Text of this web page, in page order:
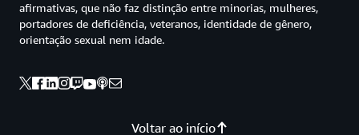
Voltar ao início
afirmativas, que não faz distinção entre minorias, mulheres,
portadores de deficiência, veteranos, identidade de gênero,
orientação sexual nem idade.